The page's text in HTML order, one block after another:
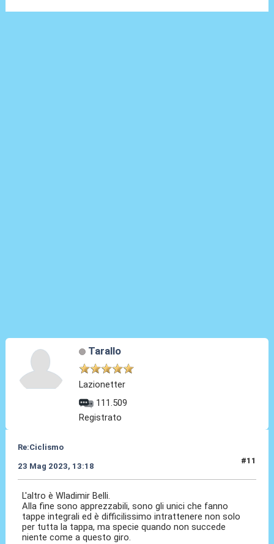
Tarallo
Lazionetter
111.509
Registrato
Re:Ciclismo
23 Mag 2023, 13:18
#11
L'altro è Wladimir Belli.
Alla fine sono apprezzabili, sono gli unici che fanno
tappe integrali ed è difficilissimo intrattenere non solo
per tutta la tappa, ma specie quando non succede
niente come a questo giro.